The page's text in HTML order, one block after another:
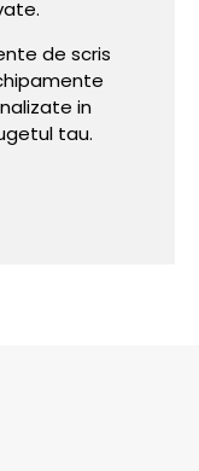
de scris
in
tau.